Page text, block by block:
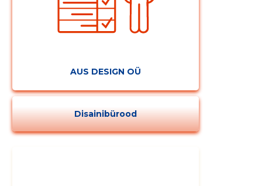
AUS DESIGN OÜ
Disainibürood